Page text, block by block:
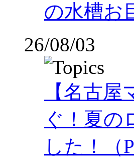
の水槽お
26/08/03
【名古
ぐ！夏の
した！（